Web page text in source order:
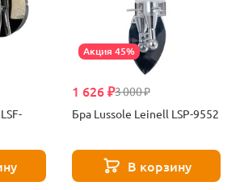
Акция 45%
3 000 ₽
1 626 ₽
Бра Lussole Leinell LSP-9552
В корзину